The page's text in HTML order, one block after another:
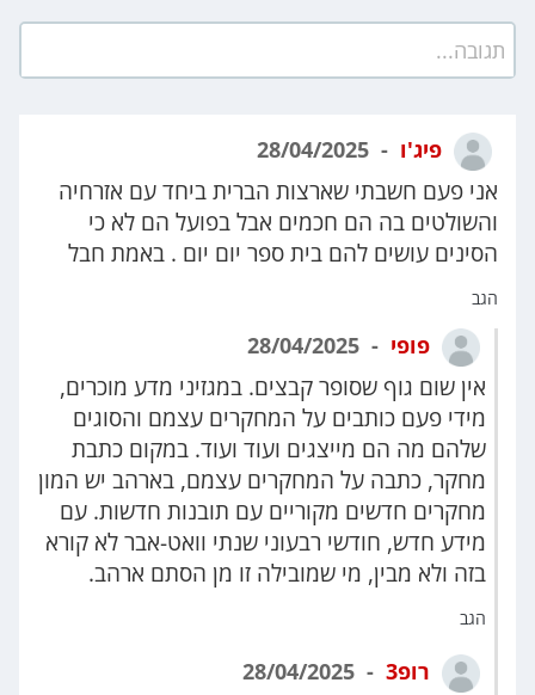
תגובה...
פיג'ו
אני פעם חשבתי שארצות הברית ביחד עם אזרחיה
והשולטים בה הם חכמים אבל בפועל הם לא כי
הסינים עושים להם בית ספר יום יום . באמת חבל
הגב
פופי
אין שום גוף שסופר קבצים. במגזיני מדע מוכרים,
מידי פעם כותבים על המחקרים עצמם והסוגים
שלהם מה הם מייצגים ועוד ועוד. במקום כתבת
מחקר, כתבה על המחקרים עצמם, בארהב יש המון
מחקרים חדשים מקוריים עם תובנות חדשות. עם
מידע חדש, חודשי רבעוני שנתי וואט-אבר לא קורא
בזה ולא מבין, מי שמובילה זו מן הסתם ארהב.
הגב
רופ3